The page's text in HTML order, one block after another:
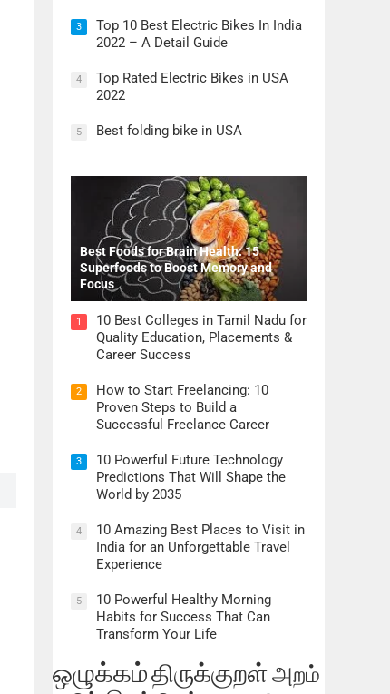
3
Top 10 Best Electric Bikes In India
2022 – A Detail Guide
4
Top Rated Electric Bikes in USA
2022
5 Best folding bike in USA
Best Foods for Brain Health: 15
Superfoods to Boost Memory and
Focus
1
10 Best Colleges in Tamil Nadu for
Quality Education, Placements &
Career Success
2
How to Start Freelancing: 10
Proven Steps to Build a
Successful Freelance Career
3
10 Powerful Future Technology
Predictions That Will Shape the
World by 2035
4
10 Amazing Best Places to Visit in
India for an Unforgettable Travel
Experience
5
10 Powerful Healthy Morning
Habits for Success That Can
Transform Your Life
ஒழுக்கம்திருக்குறள்அறம்